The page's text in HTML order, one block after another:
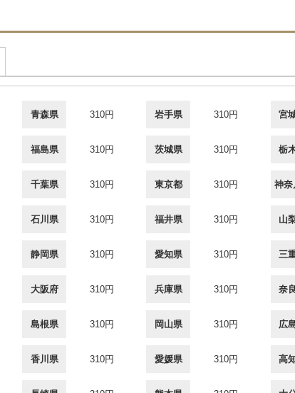
青森県 310円 岩手県 310円 宮
福島県 310円 茨城県 310円 栃
千葉県 310円 東京都 310円 神奈
石川県 310円 福井県 310円 山
静岡県 310円 愛知県 310円 三
大阪府 310円 兵庫県 310円 奈
島根県 310円 岡山県 310円 広
香川県 310円 愛媛県 310円 高